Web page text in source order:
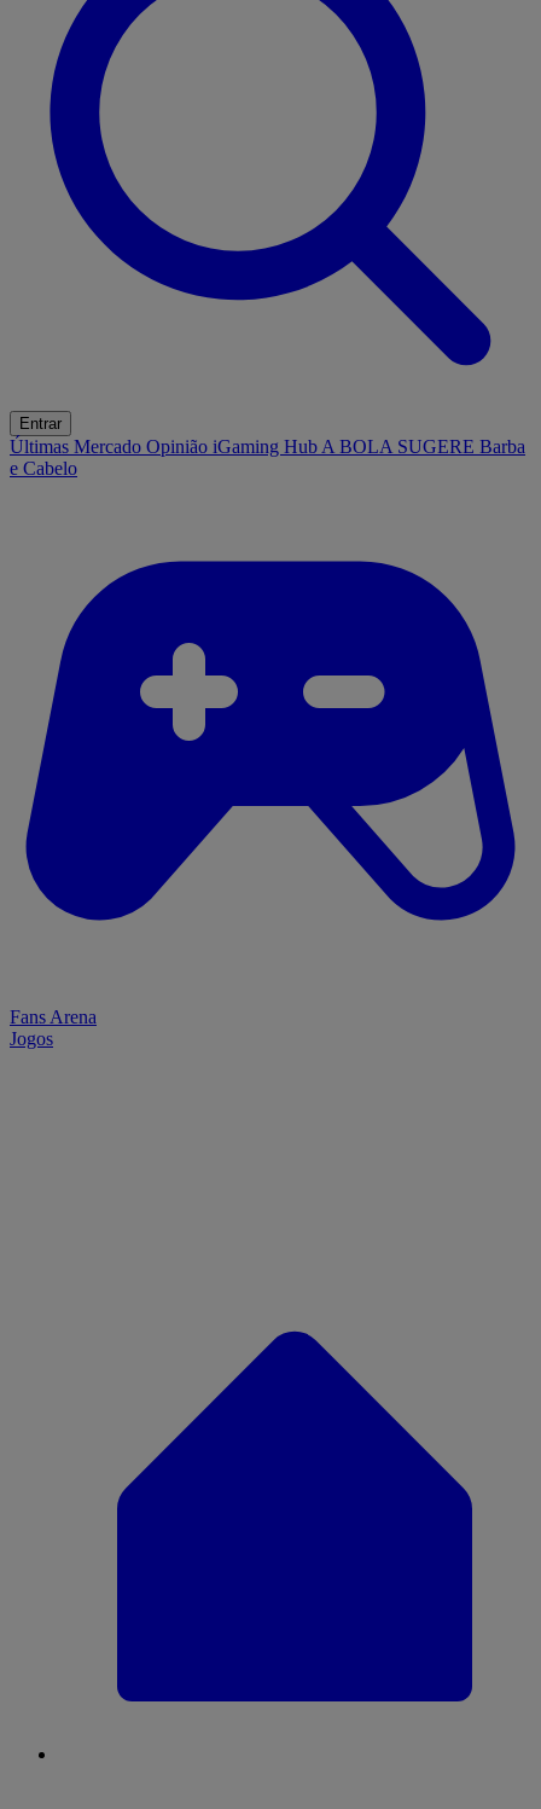
Entrar
Últimas Mercado Opinião iGaming Hub A BOLA SUGERE Barba
e Cabelo
Fans Arena
Jogos